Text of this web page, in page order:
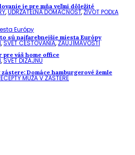
je pre mňa veľmi dôležité
,UDRŽATEĽNÁ DOMÁCNOSŤ,ŽIVOT PODĽA
sú najfarebnejšie miesta Európy
,SVET CESTOVANIA,ZAUJÍMAVOSTI
váš home office
,SVET DIZAJNU
Domáce hamburgerové žemle
MUŽA V ZÁSTERE